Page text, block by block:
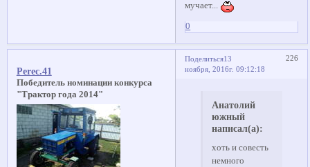
мучает...
0
Поделиться 226
13
ноября, 2016г. 09:12:18
Perec.41
Победитель номинации конкурса
"Трактор года 2014"
Анатолий
южный
написал(а):
хоть и совесть
немного